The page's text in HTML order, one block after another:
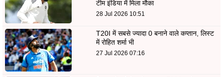
टीम इंडिया में मिला मौका
28 Jul 2026 10:51
T20I में सबसे ज्यादा 0 बनाने वाले कप्तान, लिस्ट
में रोहित शर्मा भी
27 Jul 2026 07:16